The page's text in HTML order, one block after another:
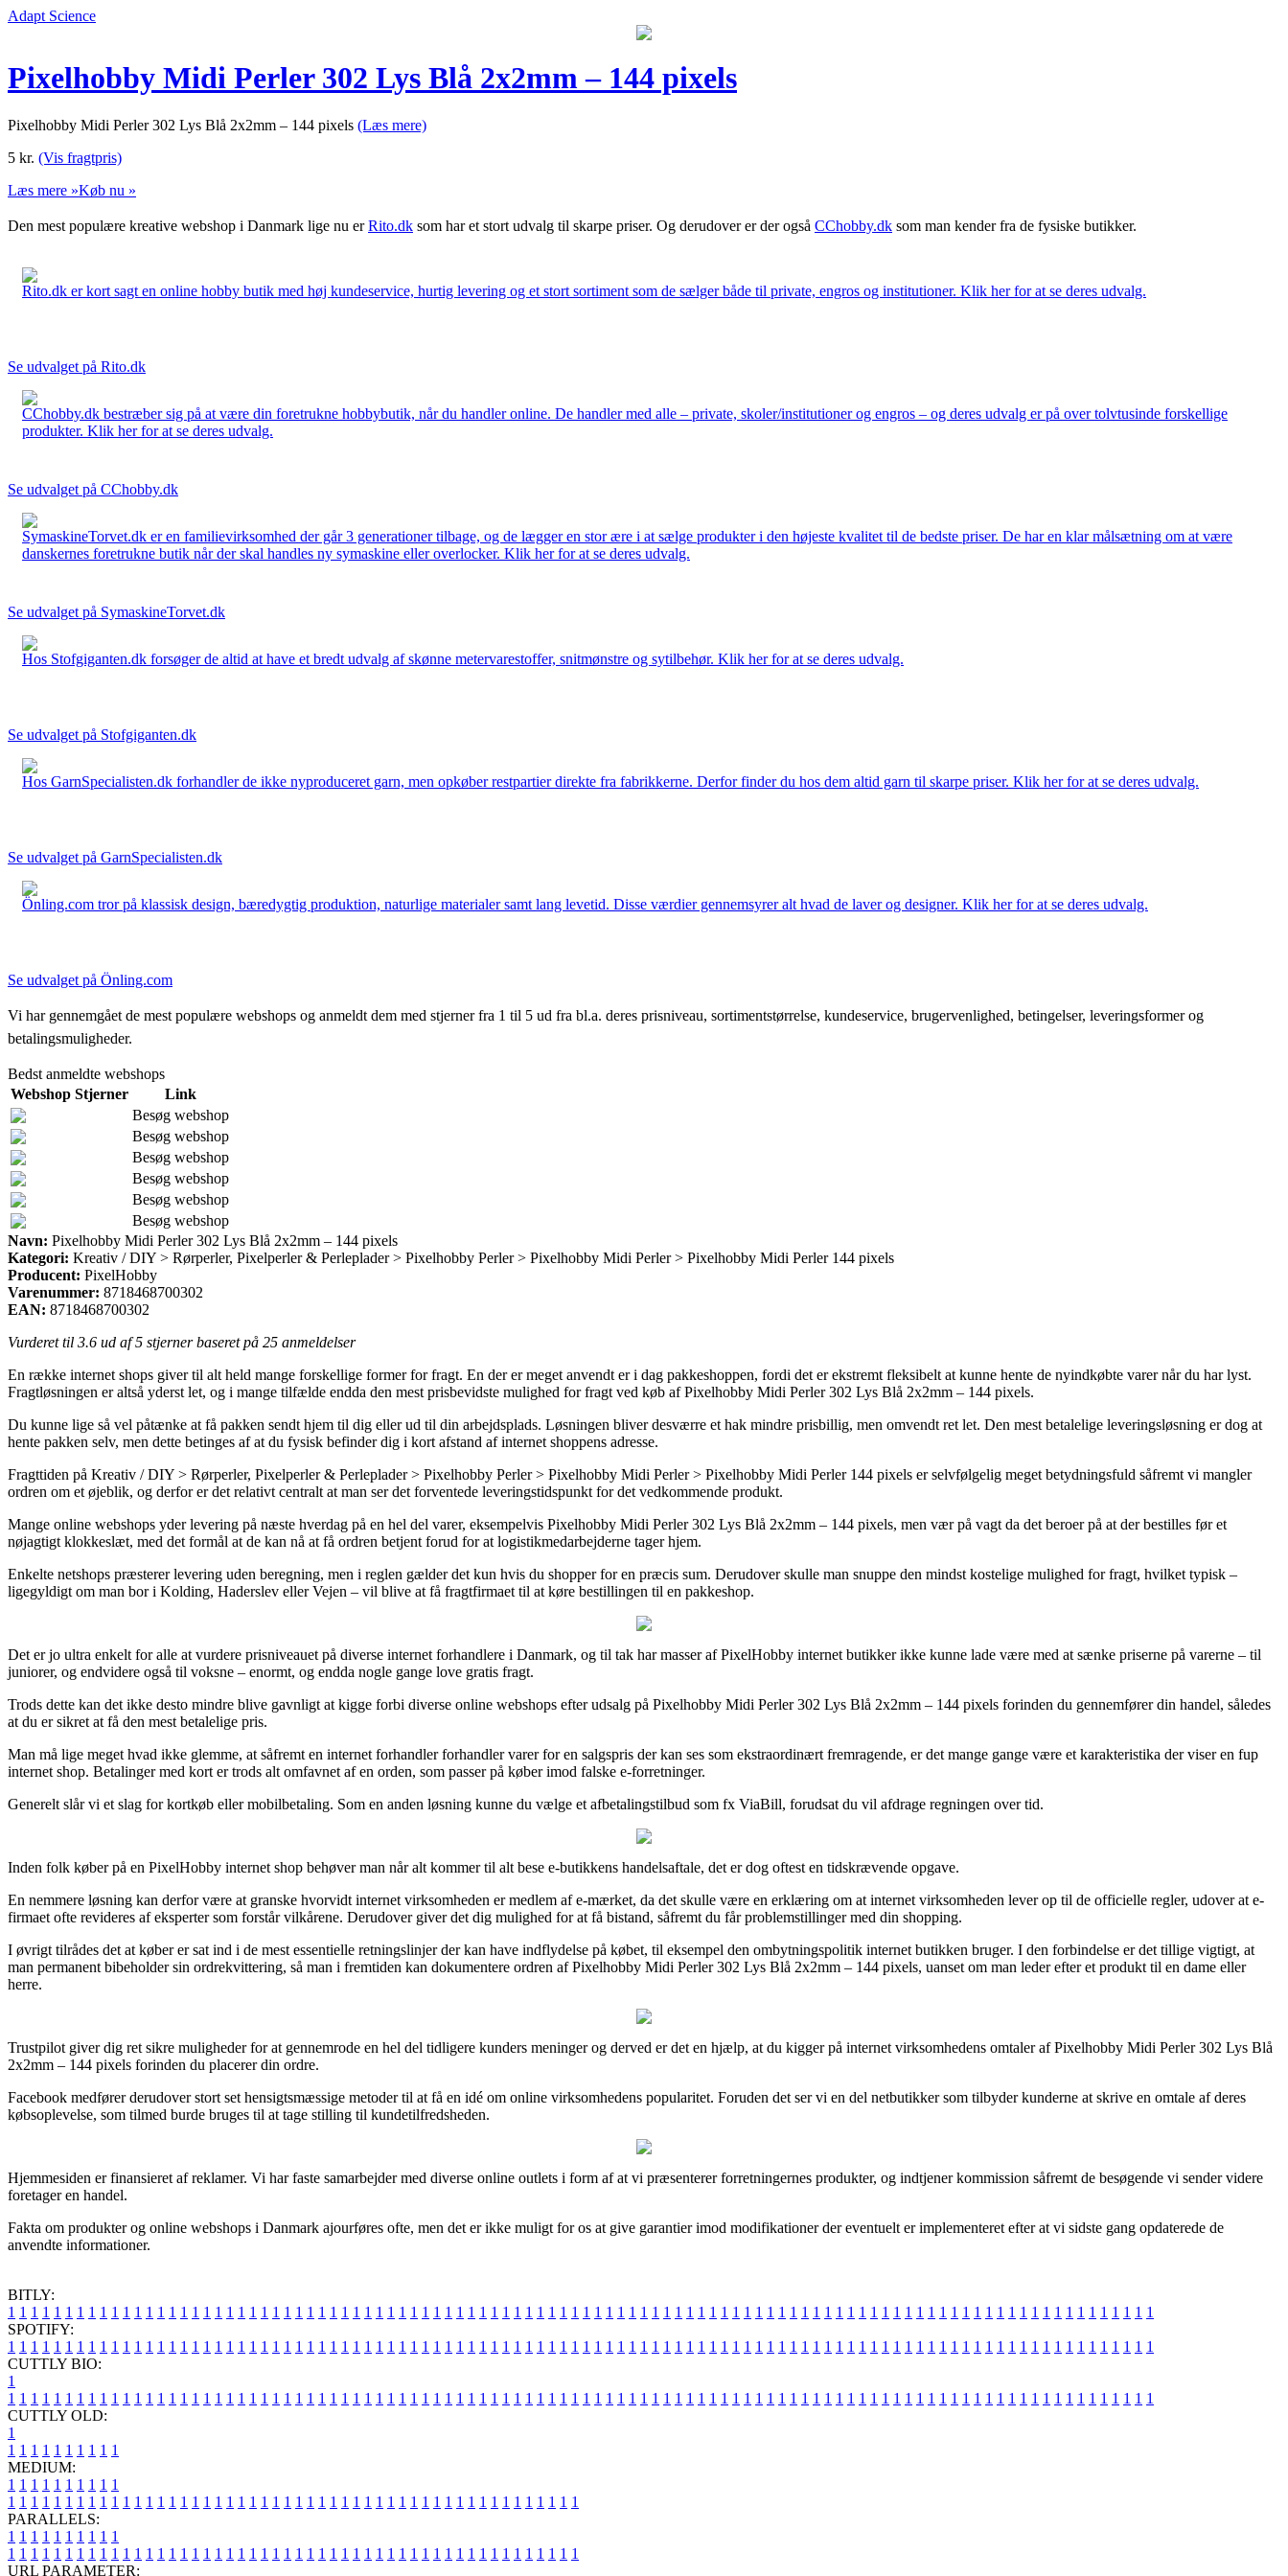
Adapt Science
Pixelhobby Midi Perler 302 Lys Blå 2x2mm – 144 pixels
Pixelhobby Midi Perler 302 Lys Blå 2x2mm – 144 pixels (Læs mere)
5 kr. (Vis fragtpris)
Læs mere »Køb nu »
Den mest populære kreative webshop i Danmark lige nu erRito.dk som har et stort udvalg til skarpe priser. Og derudover er der også CChobby.dk som man kender fra de fysiske butikker.
Rito.dk er kort sagt en online hobby butik med høj kundeservice, hurtig levering og et stort sortiment som de sælger både til private, engros og institutioner. Klik her for at se deres udvalg.
Se udvalget på Rito.dk
CChobby.dk bestræber sig på at være din foretrukne hobbybutik, når du handler online. De handler med alle – private, skoler/institutioner og engros – og deres udvalg er på over tolvtusinde forskellige
produkter. Klik her for at se deres udvalg.
Se udvalget på CChobby.dk
SymaskineTorvet.dk er en familievirksomhed der går 3 generationer tilbage, og de lægger en stor ære i at sælge produkter i den højeste kvalitet til de bedste priser. De har en klar målsætning om at være
danskernes foretrukne butik når der skal handles ny symaskine eller overlocker. Klik her for at se deres udvalg.
Se udvalget på SymaskineTorvet.dk
Hos Stofgiganten.dk forsøger de altid at have et bredt udvalg af skønne metervarestoffer, snitmønstre og sytilbehør. Klik her for at se deres udvalg.
Se udvalget på Stofgiganten.dk
Hos GarnSpecialisten.dk forhandler de ikke nyproduceret garn, men opkøber restpartier direkte fra fabrikkerne. Derfor finder du hos dem altid garn til skarpe priser. Klik her for at se deres udvalg.
Se udvalget på GarnSpecialisten.dk
Önling.com tror på klassisk design, bæredygtig produktion, naturlige materialer samt lang levetid. Disse værdier gennemsyrer alt hvad de laver og designer. Klik her for at se deres udvalg.
Se udvalget på Önling.com
Vi har gennemgået de mest populære webshops og anmeldt dem med stjerner fra 1 til 5 ud fra bl.a. deres prisniveau, sortimentstørrelse, kundeservice, brugervenlighed, betingelser, leveringsformer og
betalingsmuligheder.
Bedst anmeldte webshops
Webshop Stjerner
Link
Besøg webshop
Besøg webshop
Besøg webshop
Besøg webshop
Besøg webshop
Besøg webshop
Navn: Pixelhobby Midi Perler 302 Lys Blå 2x2mm – 144 pixels
Kategori: Kreativ / DIY > Rørperler, Pixelperler & Perleplader > Pixelhobby Perler > Pixelhobby Midi Perler > Pixelhobby Midi Perler 144 pixels
Producent: PixelHobby
Varenummer: 8718468700302
EAN: 8718468700302
Vurderet til 3.6 ud af 5 stjerner baseret på 25 anmeldelser
En række internet shops giver til alt held mange forskellige former for fragt. En der er meget anvendt er i dag pakkeshoppen, fordi det er ekstremt fleksibelt at kunne hente de nyindkøbte varer når du har lyst.
Fragtløsningen er altså yderst let, og i mange tilfælde endda den mest prisbevidste mulighed for fragt ved køb af Pixelhobby Midi Perler 302 Lys Blå 2x2mm – 144 pixels.
Du kunne lige så vel påtænke at få pakken sendt hjem til dig eller ud til din arbejdsplads. Løsningen bliver desværre et hak mindre prisbillig, men omvendt ret let. Den mest betalelige leveringsløsning er dog at
hente pakken selv, men dette betinges af at du fysisk befinder dig i kort afstand af internet shoppens adresse.
Fragttiden på Kreativ / DIY > Rørperler, Pixelperler & Perleplader > Pixelhobby Perler > Pixelhobby Midi Perler > Pixelhobby Midi Perler 144 pixels er selvfølgelig meget betydningsfuld såfremt vi mangler
ordren om et øjeblik, og derfor er det relativt centralt at man ser det forventede leveringstidspunkt for det vedkommende produkt.
Mange online webshops yder levering på næste hverdag på en hel del varer, eksempelvis Pixelhobby Midi Perler 302 Lys Blå 2x2mm – 144 pixels, men vær på vagt da det beroer på at der bestilles før et
nøjagtigt klokkeslæt, med det formål at de kan nå at få ordren betjent forud for at logistikmedarbejderne tager hjem.
Enkelte netshops præsterer levering uden beregning, men i reglen gælder det kun hvis du shopper for en præcis sum. Derudover skulle man snuppe den mindst kostelige mulighed for fragt, hvilket typisk –
ligegyldigt om man bor i Kolding, Haderslev eller Vejen – vil blive at få fragtfirmaet til at køre bestillingen til en pakkeshop.
Det er jo ultra enkelt for alle at vurdere prisniveauet på diverse internet forhandlere i Danmark, og til tak har masser af PixelHobby internet butikker ikke kunne lade være med at sænke priserne på varerne – til
juniorer, og endvidere også til voksne – enormt, og endda nogle gange love gratis fragt.
Trods dette kan det ikke desto mindre blive gavnligt at kigge forbi diverse online webshops efter udsalg på Pixelhobby Midi Perler 302 Lys Blå 2x2mm – 144 pixels forinden du gennemfører din handel, således
at du er sikret at få den mest betalelige pris.
Man må lige meget hvad ikke glemme, at såfremt en internet forhandler forhandler varer for en salgspris der kan ses som ekstraordinært fremragende, er det mange gange være et karakteristika der viser en fup
internet shop. Betalinger med kort er trods alt omfavnet af en orden, som passer på køber imod falske e-forretninger.
Generelt slår vi et slag for kortkøb eller mobilbetaling. Som en anden løsning kunne du vælge et afbetalingstilbud som fx ViaBill, forudsat du vil afdrage regningen over tid.
Inden folk køber på en PixelHobby internet shop behøver man når alt kommer til alt bese e-butikkens handelsaftale, det er dog oftest en tidskrævende opgave.
En nemmere løsning kan derfor være at granske hvorvidt internet virksomheden er medlem af e-mærket, da det skulle være en erklæring om at internet virksomheden lever op til de officielle regler, udover at e-
firmaet ofte revideres af eksperter som forstår vilkårene. Derudover giver det dig mulighed for at få bistand, såfremt du får problemstillinger med din shopping.
I øvrigt tilrådes det at køber er sat ind i de mest essentielle retningslinjer der kan have indflydelse på købet, til eksempel den ombytningspolitik internet butikken bruger. I den forbindelse er det tillige vigtigt, at
man permanent bibeholder sin ordrekvittering, så man i fremtiden kan dokumentere ordren af Pixelhobby Midi Perler 302 Lys Blå 2x2mm – 144 pixels, uanset om man leder efter et produkt til en dame eller
herre.
Trustpilot giver dig ret sikre muligheder for at gennemrode en hel del tidligere kunders meninger og derved er det en hjælp, at du kigger på internet virksomhedens omtaler af Pixelhobby Midi Perler 302 Lys Blå
2x2mm – 144 pixels forinden du placerer din ordre.
Facebook medfører derudover stort set hensigtsmæssige metoder til at få en idé om online virksomhedens popularitet. Foruden det ser vi en del netbutikker som tilbyder kunderne at skrive en omtale af deres
købsoplevelse, som tilmed burde bruges til at tage stilling til kundetilfredsheden.
Hjemmesiden er finansieret af reklamer. Vi har faste samarbejder med diverse online outlets i form af at vi præsenterer forretningernes produkter, og indtjener kommission såfremt de besøgende vi sender videre
foretager en handel.
Fakta om produkter og online webshops i Danmark ajourføres ofte, men det er ikke muligt for os at give garantier imod modifikationer der eventuelt er implementeret efter at vi sidste gang opdaterede de
anvendte informationer.
BITLY:
1 1 1 1 1 1 1 1 1 1 1 1 1 1 1 1 1 1 1 1 1 1 1 1 1 1 1 1 1 1 1 1 1 1 1 1 1 1 1 1 1 1 1 1 1 1 1 1 1 1 1 1 1 1 1 1 1 1 1 1 1 1 1 1 1 1 1 1 1 1 1 1 1 1 1 1 1 1 1 1 1 1 1 1 1 1 1 1 1 1 1 1 1 1 1 1 1 1 1 1
SPOTIFY:
1 1 1 1 1 1 1 1 1 1 1 1 1 1 1 1 1 1 1 1 1 1 1 1 1 1 1 1 1 1 1 1 1 1 1 1 1 1 1 1 1 1 1 1 1 1 1 1 1 1 1 1 1 1 1 1 1 1 1 1 1 1 1 1 1 1 1 1 1 1 1 1 1 1 1 1 1 1 1 1 1 1 1 1 1 1 1 1 1 1 1 1 1 1 1 1 1 1 1 1
CUTTLY BIO:
1
1 1 1 1 1 1 1 1 1 1 1 1 1 1 1 1 1 1 1 1 1 1 1 1 1 1 1 1 1 1 1 1 1 1 1 1 1 1 1 1 1 1 1 1 1 1 1 1 1 1 1 1 1 1 1 1 1 1 1 1 1 1 1 1 1 1 1 1 1 1 1 1 1 1 1 1 1 1 1 1 1 1 1 1 1 1 1 1 1 1 1 1 1 1 1 1 1 1 1 1
CUTTLY OLD:
1
1 1 1 1 1 1 1 1 1 1
MEDIUM:
1 1 1 1 1 1 1 1 1 1
1 1 1 1 1 1 1 1 1 1 1 1 1 1 1 1 1 1 1 1 1 1 1 1 1 1 1 1 1 1 1 1 1 1 1 1 1 1 1 1 1 1 1 1 1 1 1 1 1 1
PARALLELS:
1 1 1 1 1 1 1 1 1 1
1 1 1 1 1 1 1 1 1 1 1 1 1 1 1 1 1 1 1 1 1 1 1 1 1 1 1 1 1 1 1 1 1 1 1 1 1 1 1 1 1 1 1 1 1 1 1 1 1 1
URL PARAMETER: